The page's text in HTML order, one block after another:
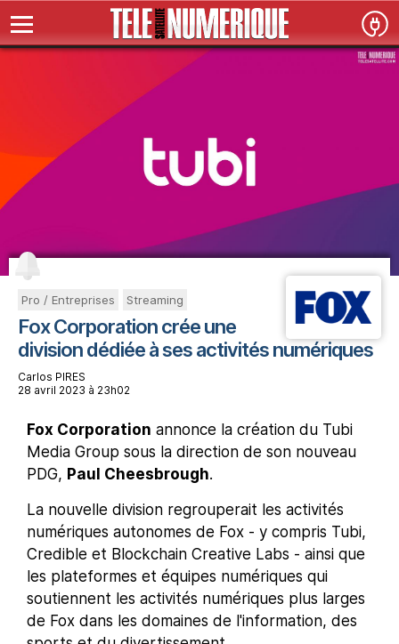
Pro / Entreprises Streaming
Fox Corporation crée une
division dédiée à ses activités numériques
Carlos PIRES
28 avril 2023 à 23h02
Fox Corporation annonce la création du Tubi
Media Group sous la direction de son nouveau
PDG, Paul Cheesbrough.
La nouvelle division regrouperait les activités
numériques autonomes de Fox - y compris Tubi,
Credible et Blockchain Creative Labs - ainsi que
les plateformes et équipes numériques qui
soutiennent les activités numériques plus larges
de Fox dans les domaines de l'information, des